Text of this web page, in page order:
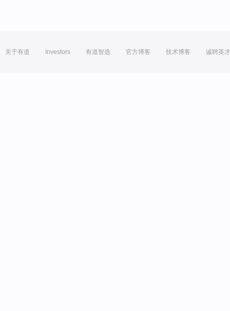
关于有道 Investors 有道智选 官方博客 技术博客 诚聘英才